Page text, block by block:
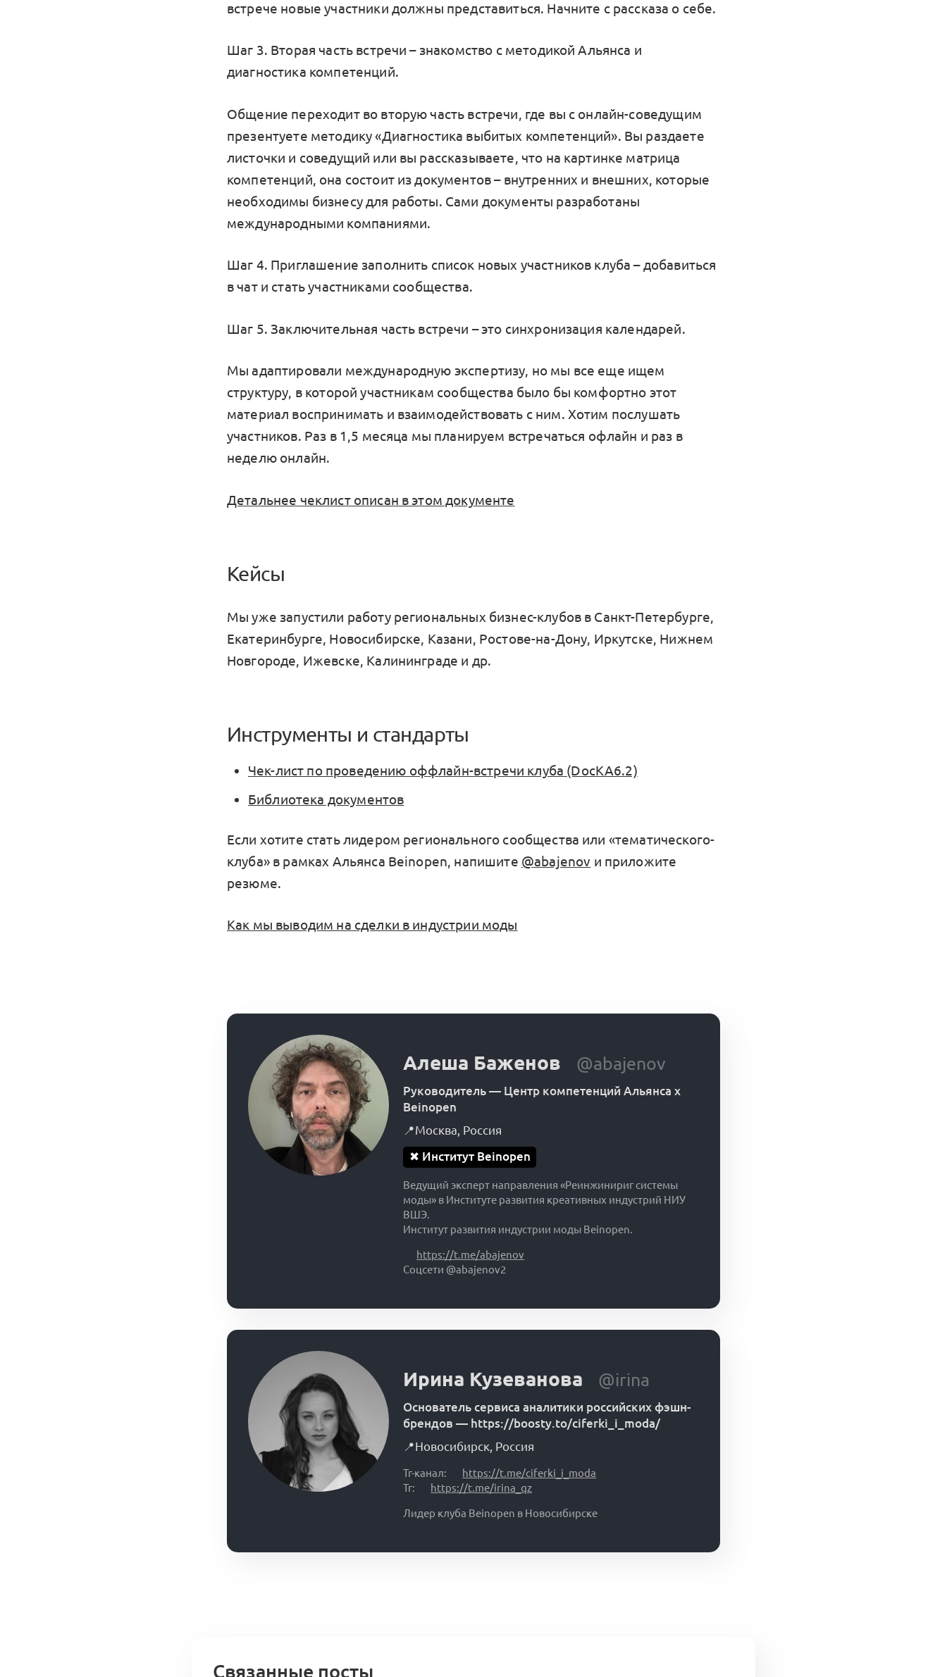
встрече новые участники должны представиться. Начните с рассказа о себе.
Шаг 3. Вторая часть встречи – знакомство с методикой Альянса и
диагностика компетенций.
Общение переходит во вторую часть встречи, где вы с онлайн-соведущим
презентуете методику «Диагностика выбитых компетенций». Вы раздаете
листочки и соведущий или вы рассказываете, что на картинке матрица
компетенций, она состоит из документов – внутренних и внешних, которые
необходимы бизнесу для работы. Сами документы разработаны
международными компаниями.
Шаг 4. Приглашение заполнить список новых участников клуба – добавиться
в чат и стать участниками сообщества.
Шаг 5. Заключительная часть встречи – это синхронизация календарей.
Мы адаптировали международную экспертизу, но мы все еще ищем
структуру, в которой участникам сообщества было бы комфортно этот
материал воспринимать и взаимодействовать с ним. Хотим послушать
участников. Раз в 1,5 месяца мы планируем встречаться офлайн и раз в
неделю онлайн.
Детальнее чеклист описан в этом документе
Кейсы
Мы уже запустили работу региональных бизнес-клубов в Санкт-Петербурге,
Екатеринбурге, Новосибирске, Казани, Ростове-на-Дону, Иркутске, Нижнем
Новгороде, Ижевске, Калининграде и др.
Инструменты и стандарты
Чек-лист по проведению оффлайн-встречи клуба (DocKA6.2)
Библиотека документов
Если хотите стать лидером регионального сообщества или «тематического-
клуба» в рамках Альянса Beinopen, напишите @abajenov и приложите
резюме.
Как мы выводим на сделки в индустрии моды
Алеша Баженов @abajenov
Руководитель — Центр компетенций Альянса x
Beinopen
📍Москва, Россия
✖ Институт Beinopen
Ведущий эксперт направления «Реинжинириг системы
моды» в Институте развития креативных индустрий НИУ
ВШЭ.
Институт развития индустрии моды Beinopen.
https://t.me/abajenov
Соцсети @abajenov2
Ирина Кузеванова @irina
Основатель сервиса аналитики российских фэшн-
брендов — https://boosty.to/ciferki_i_moda/
📍Новосибирск, Россия
Тг-канал:
https://t.me/ciferki_i_moda
Тг:
https://t.me/irina_qz
Лидер клуба Beinopen в Новосибирске
Связанные посты